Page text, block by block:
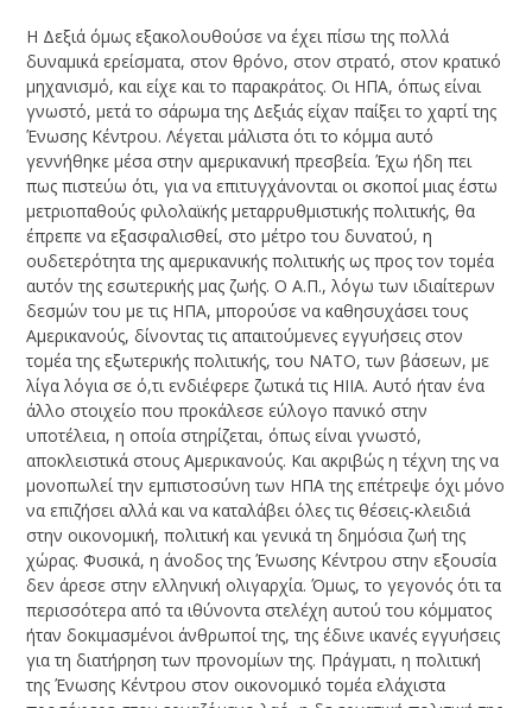
Η Δεξιά όμως εξακολουθούσε να έχει πίσω της πολλά
δυναμικά ερείσματα, στον θρόνο, στον στρατό, στον κρατικό
μηχανισμό, και είχε και το παρακράτος. Οι ΗΠΑ, όπως είναι
γνωστό, μετά το σάρωμα της Δεξιάς είχαν παίξει το χαρτί της
Ένωσης Κέντρου. Λέγεται μάλιστα ότι το κόμμα αυτό
γεννήθηκε μέσα στην αμερικανική πρεσβεία. Έχω ήδη πει
πως πιστεύω ότι, για να επιτυγχάνονται οι σκοποί μιας έστω
μετριοπαθούς φιλολαϊκής μεταρρυθμιστικής πολιτικής, θα
έπρεπε να εξασφαλισθεί, στο μέτρο του δυνατού, η
ουδετερότητα της αμερικανικής πολιτικής ως προς τον τομέα
αυτόν της εσωτερικής μας ζωής. Ο Α.Π., λόγω των ιδιαίτερων
δεσμών του με τις ΗΠΑ, μπορούσε να καθησυχάσει τους
Αμερικανούς, δίνοντας τις απαιτούμενες εγγυήσεις στον
τομέα της εξωτερικής πολιτικής, του ΝΑΤΟ, των βάσεων, με
λίγα λόγια σε ό,τι ενδιέφερε ζωτικά τις ΗΙΙΑ. Αυτό ήταν ένα
άλλο στοιχείο που προκάλεσε εύλογο πανικό στην
υποτέλεια, η οποία στηρίζεται, όπως είναι γνωστό,
αποκλειστικά στους Αμερικανούς. Και ακριβώς η τέχνη της να
μονοπωλεί την εμπιστοσύνη των ΗΠΑ της επέτρεψε όχι μόνο
να επιζήσει αλλά και να καταλάβει όλες τις θέσεις-κλειδιά
στην οικονομική, πολιτική και γενικά τη δημόσια ζωή της
χώρας. Φυσικά, η άνοδος της Ένωσης Κέντρου στην εξουσία
δεν άρεσε στην ελληνική ολιγαρχία. Όμως, το γεγονός ότι τα
περισσότερα από τα ιθύνοντα στελέχη αυτού του κόμματος
ήταν δοκιμασμένοι άνθρωποί της, της έδινε ικανές εγγυήσεις
για τη διατήρηση των προνομίων της. Πράγματι, η πολιτική
της Ένωσης Κέντρου στον οικονομικό τομέα ελάχιστα